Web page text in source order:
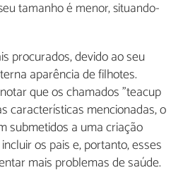
tamanho é menor, situando-
procurados, devido ao seu
aparência de filhotes.
que os chamados "teacup
características mencionadas, o
submetidos a uma criação
os pais e, portanto, esses
mais problemas de saúde.